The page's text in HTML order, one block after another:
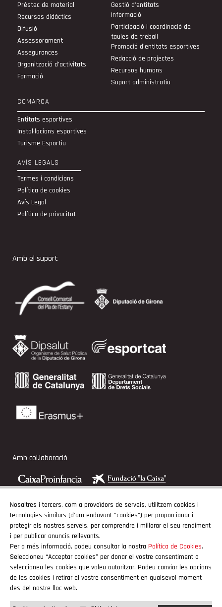
Nosaltres i tercers, com a proveïdors de serveis, utilitzem cookies i
tecnologies similars (d'ara endavant “cookies”) per proporcionar i
protegir els nostres serveis, per comprendre i millorar el seu rendiment
i per publicar anuncis rellevants.
Per a més informació, podeu consultar la nostra Política de Cookies.
Seleccioneu “Acceptar cookies” per donar el vostre consentiment o
seleccioneu les cookies que voleu autoritzar. Podeu canviar les opcions
de les cookies i retirar el vostre consentiment en qualsevol moment
des del nostre lloc web.
Préstec de material
Recursos didàctics
Difusió
Assessorament
Assegurances
Organització d’activitats
Formació
Gestió d'entitats
Informació
Participació i coordinació de
taules de treball
Promoció d'entitats esportives
Redacció de projectes
Recursos humans
Suport administratiu
COMARCA
Entitats esportives
Instal·lacions esportives
Turisme Esportiu
AVÍS LEGALS
Termes i condicions
Política de cookies
Avís Legal
Política de privacitat
Amb el suport
Amb col.laboració
Adherits